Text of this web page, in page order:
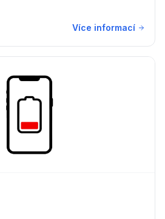
Více informací